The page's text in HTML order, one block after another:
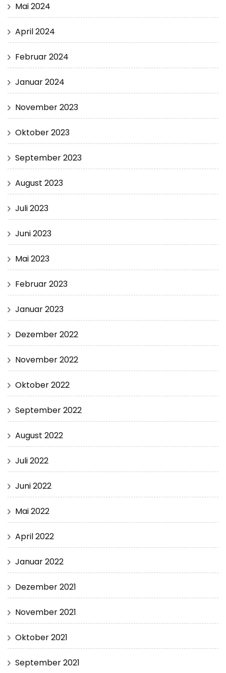
Mai 2024
April 2024
Februar 2024
Januar 2024
November 2023
Oktober 2023
September 2023
August 2023
Juli 2023
Juni 2023
Mai 2023
Februar 2023
Januar 2023
Dezember 2022
November 2022
Oktober 2022
September 2022
August 2022
Juli 2022
Juni 2022
Mai 2022
April 2022
Januar 2022
Dezember 2021
November 2021
Oktober 2021
September 2021